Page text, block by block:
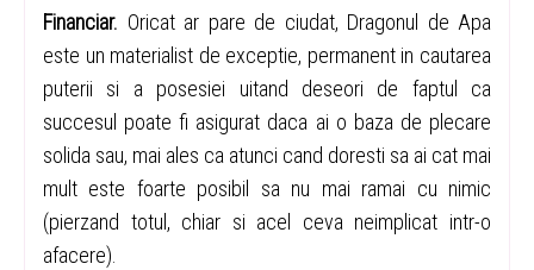
Financiar. Oricat ar pare de ciudat, Dragonul de Apa
este un materialist de exceptie, permanent in cautarea
puterii si a posesiei uitand deseori de faptul ca
succesul poate fi asigurat daca ai o baza de plecare
solida sau, mai ales ca atunci cand doresti sa ai cat mai
mult este foarte posibil sa nu mai ramai cu nimic
(pierzand totul, chiar si acel ceva neimplicat intr-o
afacere).